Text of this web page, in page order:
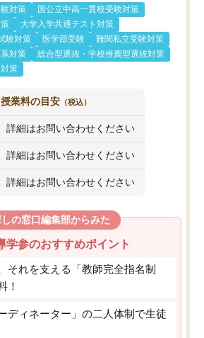
対策
国公立中高一貫校受験対策
大学入学共通テスト対策
験対策
医学部受験
難関私立受験対策
対策
総合型選抜・学校推薦型選抜対策
策
授業料の目安 （税込）
詳細はお問い合わせください
詳細はお問い合わせください
詳細はお問い合わせください
の窓口編集部からみた
学参のおすすめポイント
それを支える「教師完全指名制
！
ディネーター」の二人体制で生徒